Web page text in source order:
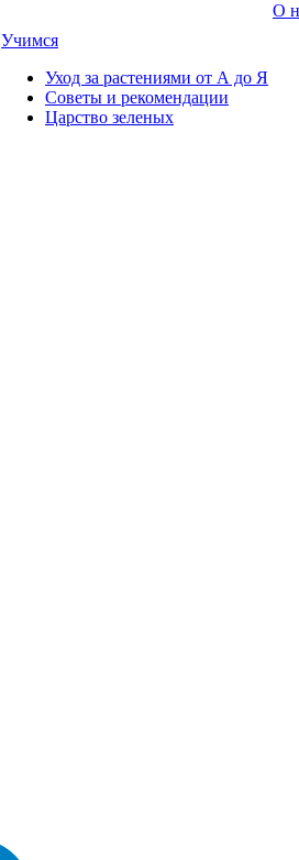
Учимся
Уход за растениями от А до Я
Советы и рекомендации
Царство зеленых
О